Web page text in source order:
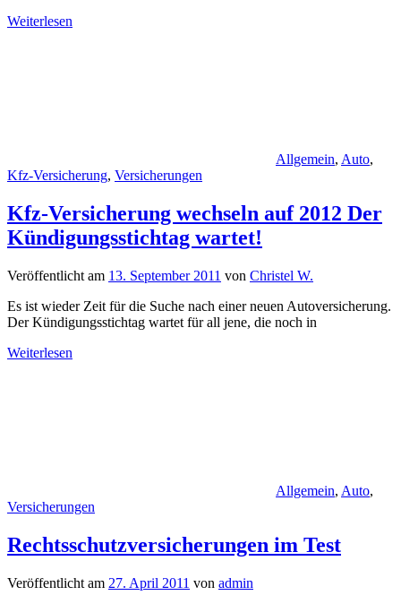
Weiterlesen
Allgemein, Auto,
Kfz-Versicherung, Versicherungen
Kfz-Versicherung wechseln auf 2012 Der
Kündigungsstichtag wartet!
Veröffentlicht am 13. September 2011 von Christel W.
Es ist wieder Zeit für die Suche nach einer neuen Autoversicherung.
Der Kündigungsstichtag wartet für all jene, die noch in
Weiterlesen
Allgemein, Auto,
Versicherungen
Rechtsschutzversicherungen im Test
Veröffentlicht am 27. April 2011 von admin